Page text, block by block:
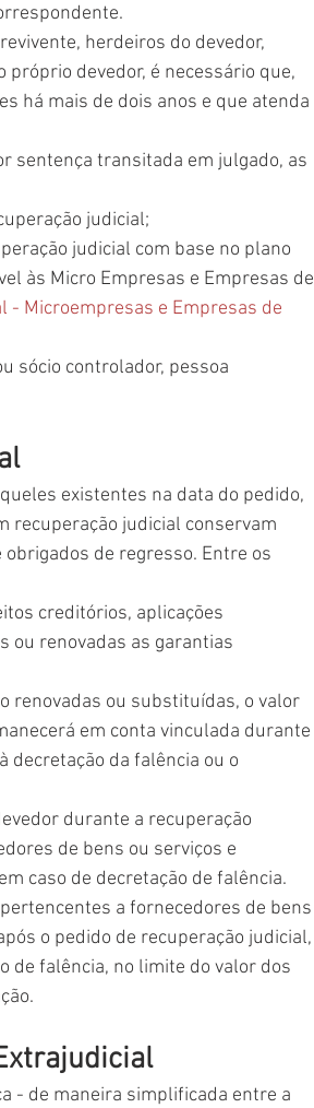
herdeiros do devedor,
devedor, é necessário que,
há mais de dois anos e que atenda
sentença transitada em julgado, as
judicial;
judicial com base no plano
às Micro Empresas e Empresas de
- Microempresas e Empresas de
sócio controlador, pessoa
existentes na data do pedido,
recuperação judicial conservam
de regresso. Entre os
creditórios, aplicações
ou renovadas as garantias
renovadas ou substituídas, o valor
em conta vinculada durante
decretação da falência ou o
durante a recuperação
de bens ou serviços e
caso de decretação de falência.
a fornecedores de bens
o pedido de recuperação judicial,
de falência, no limite do valor dos
- de maneira simplificada entre a